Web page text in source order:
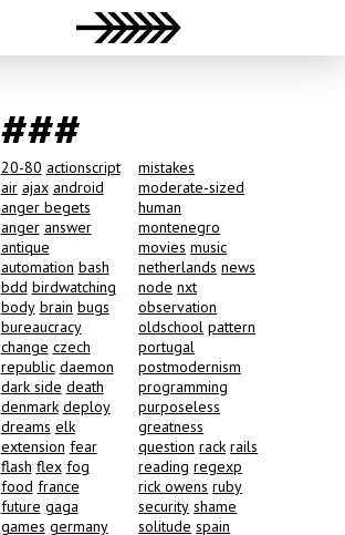
###
20-80 actionscript
air ajax android
anger begets
anger answer
antique
automation bash
bdd birdwatching
body brain bugs
bureaucracy
change czech
republic daemon
dark side death
denmark deploy
dreams elk
extension fear
flash flex fog
food france
future gaga
games germany
mistakes
moderate-sized
human
montenegro
movies music
netherlands news
node nxt
observation
oldschool pattern
portugal
postmodernism
programming
purposeless
greatness
question rack rails
reading regexp
rick owens ruby
security shame
solitude spain